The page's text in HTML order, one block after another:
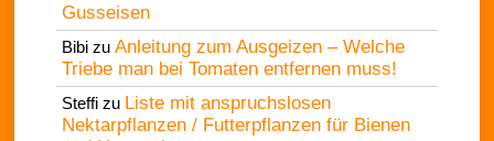
Gusseisen
Bibi zuAnleitung zum Ausgeizen – Welche
Triebe man bei Tomaten entfernen muss!
Steffi zu Liste mit anspruchslosen
Nektarpflanzen / Futterpflanzen für Bienen